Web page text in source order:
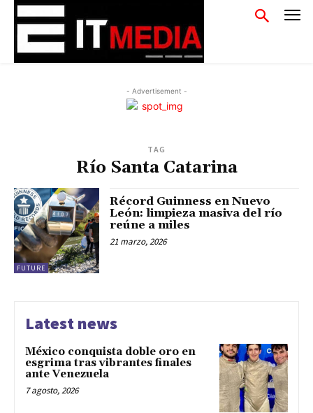
- Advertisement -
TAG
Río Santa Catarina
FUTURE
Récord Guinness en Nuevo
León: limpieza masiva del río
reúne a miles
21 marzo, 2026
Latest news
México conquista doble oro en
esgrima tras vibrantes finales
ante Venezuela
7 agosto, 2026